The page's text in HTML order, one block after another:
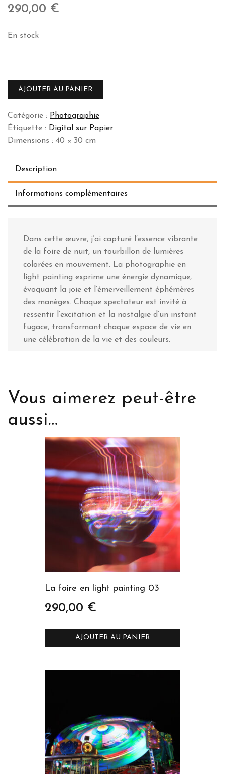
290,00 €
En stock
foire
light
painting
AJOUTER AU PANIER
Catégorie : Photographie
Étiquette : Digital sur Papier
Dimensions : 40 × 30 cm
Description
Informations complémentaires
Dans cette œuvre, j’ai capturé l’essence vibrante
de la foire de nuit, un tourbillon de lumières
colorées en mouvement. La photographie en
light painting exprime une énergie dynamique,
évoquant la joie et l’émerveillement éphémères
des manèges. Chaque spectateur est invité à
ressentir l’excitation et la nostalgie d’un instant
fugace, transformant chaque espace de vie en
une célébration de la vie et des couleurs.
Vous aimerez peut-être
aussi…
La foire en light painting 03
290,00 €
AJOUTER AU PANIER